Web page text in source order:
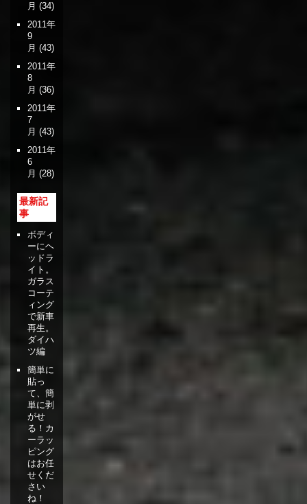
月 (34)
2011年
9
月 (43)
2011年
8
月 (36)
2011年
7
月 (43)
2011年
6
月 (28)
最新記
事
ボディ
ーにヘ
ッドラ
イト。
ガラス
コーテ
ィング
で新車
再生。
ダイハ
ツ編
簡単に
貼っ
て、簡
単に剥
がせ
る！カ
ーラッ
ピング
はお任
せくだ
さい
ね！